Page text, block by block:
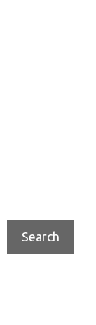
Search